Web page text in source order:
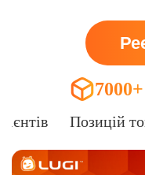
7000+
Позицій